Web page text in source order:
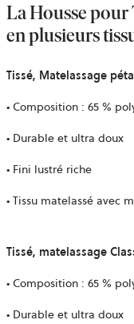
La Housse pour
en plusieurs
Tissé, Matelassage
• Composition : 65 %
• Durable et ultra doux
• Fini lustré riche
• Tissu matelassé avec
Tissé, matelassage
• Composition : 65 %
• Durable et ultra doux